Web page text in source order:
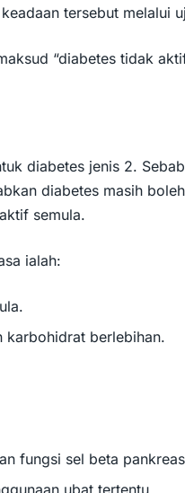
tersebut melalui
“diabetes tidak
diabetes jenis 2.
diabetes masih
semula.
ialah:
karbohidrat berlebihan.
fungsi sel beta
ubat tertentu.